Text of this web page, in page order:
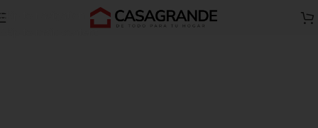
Skip to navigation
Skip to main content
Comedores y Juegos de comedor Comedores 8 Sillas